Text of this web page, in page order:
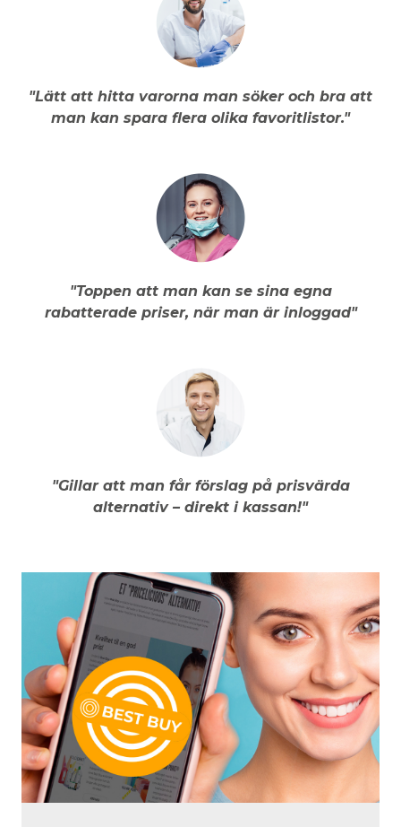
"Lätt att hitta varorna man söker och bra att
man kan spara flera olika favoritlistor."
"Toppen att man kan se sina egna
rabatterade priser, när man är inloggad"
"Gillar att man får förslag på prisvärda
alternativ – direkt i kassan!"